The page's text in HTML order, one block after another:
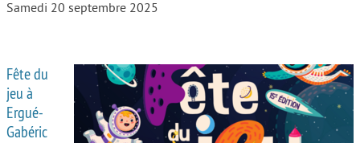
Samedi 20 septembre 2025
Fête du
jeu à
Ergué-
Gabéric